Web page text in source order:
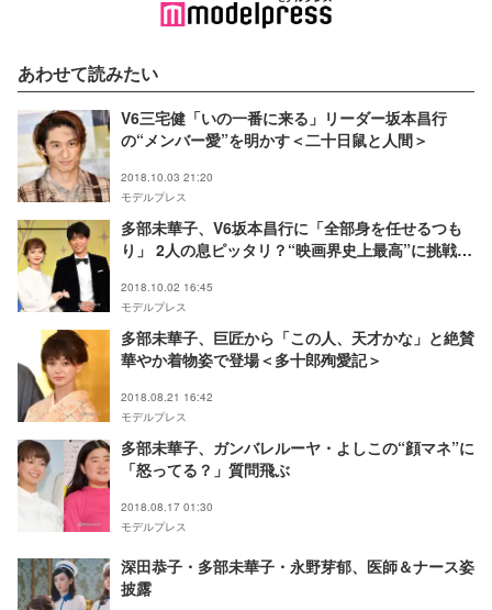
あわせて読みたい
V6三宅健「いの一番に来る」リーダー坂本昌行
の“メンバー愛”を明かす＜二十日鼠と人間＞
2018.10.03 21:20
モデルプレス
多部未華子、V6坂本昌行に「全部身を任せるつも
り」 2人の息ピッタリ？“映画界史上最高”に挑戦＜
2018.10.02 16:45
モデルプレス
多部未華子、巨匠から「この人、天才かな」と絶賛
華やか着物姿で登場＜多十郎殉愛記＞
2018.08.21 16:42
モデルプレス
多部未華子、ガンバレルーヤ・よしこの“顔マネ”に
「怒ってる？」質問飛ぶ
2018.08.17 01:30
モデルプレス
深田恭子・多部未華子・永野芽郁、医師＆ナース姿
披露